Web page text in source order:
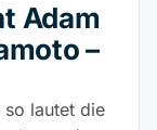
Adam
–
so lautet die